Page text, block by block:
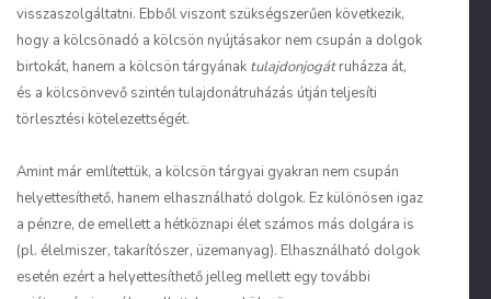
visszaszolgáltatni. Ebből viszont szükségszerűen következik,
hogy a kölcsönadó a kölcsön nyújtásakor nem csupán a dolgok
birtokát, hanem a kölcsön tárgyának tulajdonjogátruházza át,
és a kölcsönvevő szintén tulajdonátruházás útján teljesíti
törlesztési kötelezettségét.
Amint már említettük, a kölcsön tárgyai gyakran nem csupán
helyettesíthető, hanem elhasználható dolgok. Ez különösen igaz
a pénzre, de emellett a hétköznapi élet számos más dolgára is
(pl. élelmiszer, takarítószer, üzemanyag). Elhasználható dolgok
esetén ezért a helyettesíthető jelleg mellett egy további